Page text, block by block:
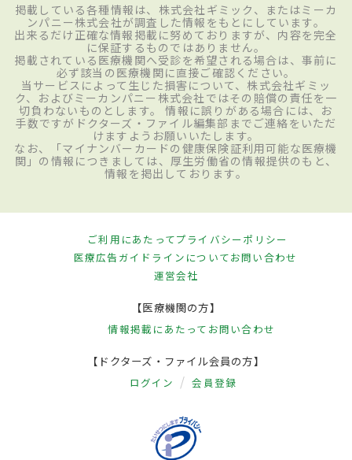
掲載している各種情報は、株式会社ギミック、またはミーカ
ンパニー株式会社が調査した情報をもとにしています。
出来るだけ正確な情報掲載に努めておりますが、内容を完全
に保証するものではありません。
掲載されている医療機関へ受診を希望される場合は、事前に
必ず該当の医療機関に直接ご確認ください。
当サービスによって生じた損害について、株式会社ギミッ
ク、およびミーカンパニー株式会社ではその賠償の責任を一
切負わないものとします。 情報に誤りがある場合には、お
手数ですがドクターズ・ファイル編集部までご連絡をいただ
けますようお願いいたします。
なお、「マイナンバーカードの健康保険証利用可能な医療機
関」の情報につきましては、厚生労働省の情報提供のもと、
情報を掲出しております。
ご利用にあたってプライバシーポリシー
医療広告ガイドラインについてお問い合わせ
運営会社
【医療機関の方】
情報掲載にあたって お問い合わせ
【ドクターズ・ファイル会員の方】
ログイン 会員登録